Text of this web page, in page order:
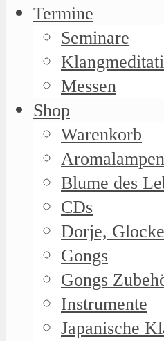
Termine
Seminare
Messen
Shop
Warenkorb
Aromalampen
Blume des
CDs
Dorje,
Gongs
Gongs
Instrumente
Japanische